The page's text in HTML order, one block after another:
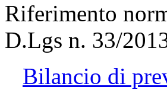
Riferimento
D.Lgs n. 33/
Bilancio di